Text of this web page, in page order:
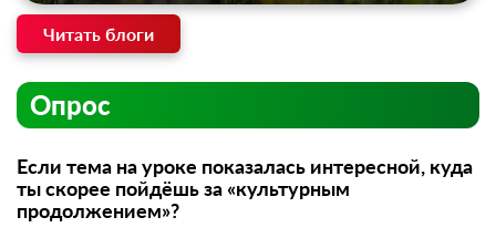
Читать блоги
Опрос
Если тема на уроке показалась интересной, куда
ты скорее пойдёшь за «культурным
продолжением»?